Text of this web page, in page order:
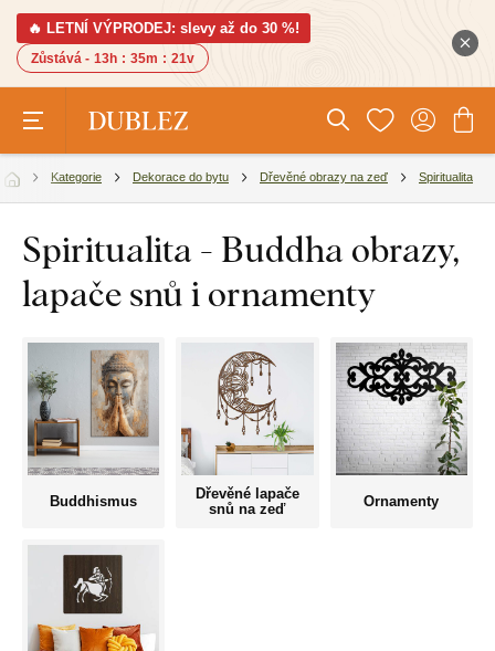
🔥 LETNÍ VÝPRODEJ: slevy až do 30 %!
Zůstává - 13h : 35m : 20v
Kategorie Dekorace do bytu Dřevěné obrazy na zeď Spiritualita
Spiritualita - Buddha obrazy,
lapače snů i ornamenty
Buddhismus
Dřevěné lapače
snů na zeď
Ornamenty